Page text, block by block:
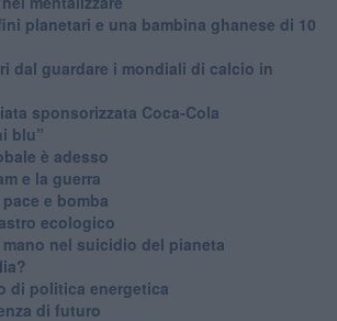
planetari e una bambina ghanese di 10
dal guardare i mondiali di calcio in
sponsorizzata Coca-Cola
blu”
è adesso
e la guerra
e bomba
ecologico
nel suicidio del pianeta
di politica energetica
di futuro